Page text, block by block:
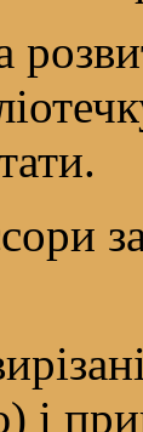
і